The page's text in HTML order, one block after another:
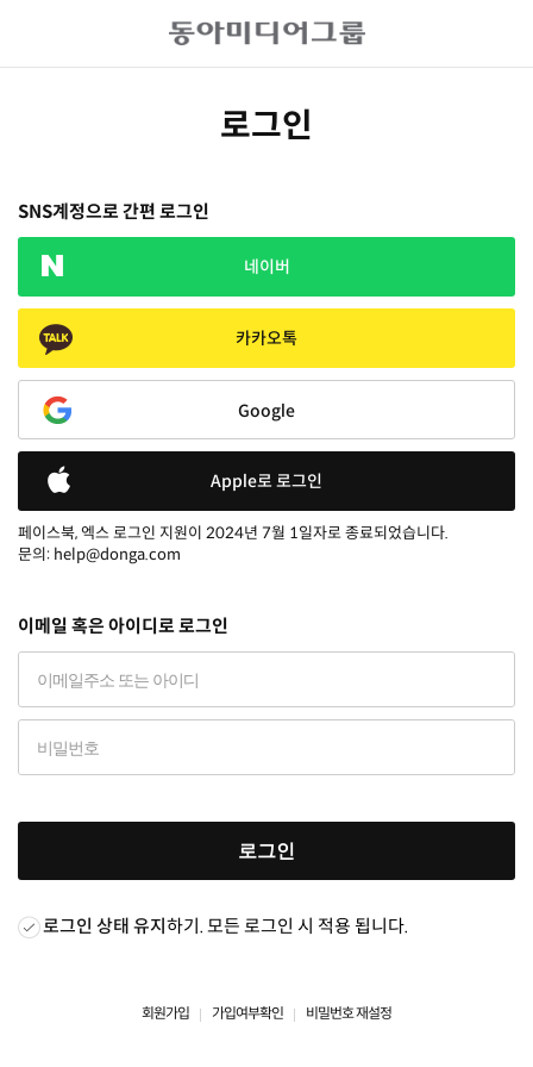
로그인
SNS계정으로 간편 로그인
네이버
카카오톡
Google
Apple로 로그인
페이스북, 엑스 로그인 지원이 2024년 7월 1일자로 종료되었습니다.
문의: help@donga.com
이메일 혹은 아이디로 로그인
로그인
로그인 상태 유지하기. 모든 로그인 시 적용 됩니다.
회원가입 가입여부확인 비밀번호 재설정